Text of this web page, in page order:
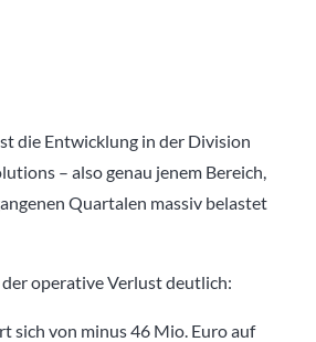
die Entwicklung in der Division
– also genau jenem Bereich,
Quartalen massiv belastet
operative Verlust deutlich:
sich von minus 46 Mio. Euro auf